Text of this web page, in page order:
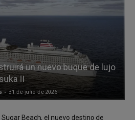
un nuevo buque de lujo
II
- 31 de julio de 2026
Beach, el nuevo destino de